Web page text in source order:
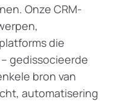
Onze CRM-
die
gedissocieerde
bron van
automatisering